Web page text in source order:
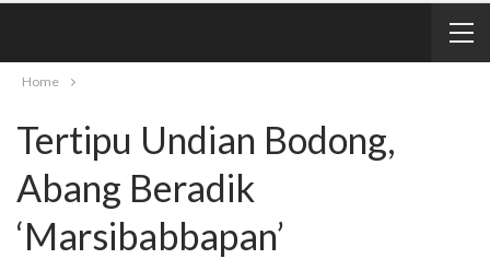
Home
Tertipu Undian Bodong,
Abang Beradik
‘Marsibabbapan’